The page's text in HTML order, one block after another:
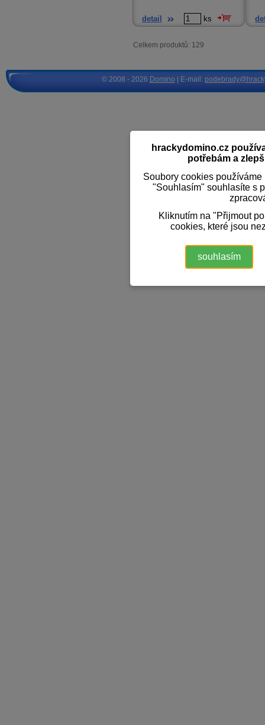
detail ks
Celkem produktů: 129
hrackydomino.cz
potřebám a
Soubory cookies
"Souhlasím" souhlasíte s
Kliknutím na "Přijmout
cookies, které jsou
souhlasím
© 2008 - 2026 Domino | E-mail: